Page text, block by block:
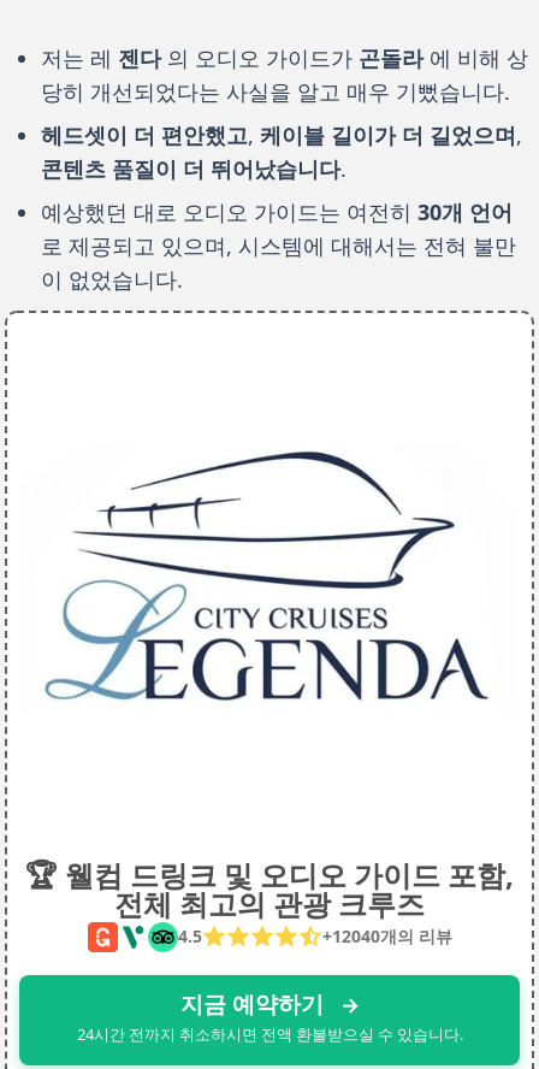
저는 레 젠다의 오디오 가이드가 곤돌라에 비해 상
당히 개선되었다는 사실을 알고 매우 기뻤습니다.
헤드셋이 더 편안했고,케이블 길이가 더 길었으며,
콘텐츠 품질이 더 뛰어났습니다.
예상했던 대로 오디오 가이드는 여전히30개 언어
로 제공되고 있으며, 시스템에 대해서는 전혀 불만
이 없었습니다.
🏆 웰컴 드링크 및 오디오 가이드 포함,
전체 최고의 관광 크루즈
4.5 +12040개의 리뷰
지금 예약하기 →
24시간 전까지 취소하시면 전액 환불받으실 수 있습니다.